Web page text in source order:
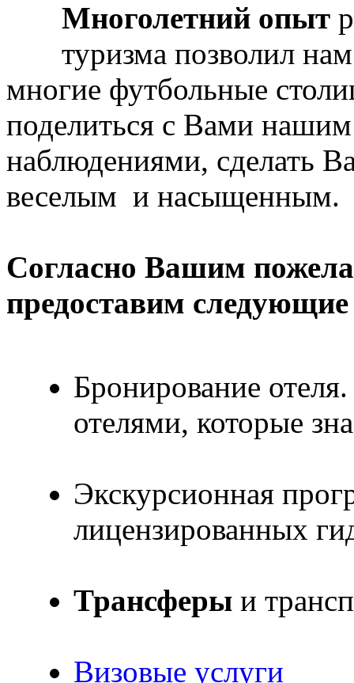
Многолетний опыт
туризма позволил
многие футбольные
поделиться с Вами
наблюдениями, сделать
веселым и насыщенным.
Согласно Вашим
предоставим следующие
Бронирование
отелями, которые
Экскурсионная
лицензированных
Трансферы и
Визовые услуги